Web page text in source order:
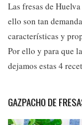
Las fresas de
ello son tan
características y
Por ello y para que
dejamos estas 4
GAZPACHO DE